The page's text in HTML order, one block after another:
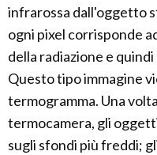
infrarossa dall'oggetto
ogni pixel corrisponde
della radiazione e
Questo tipo immagine
termogramma. Una
termocamera, gli
sugli sfondi più freddi;